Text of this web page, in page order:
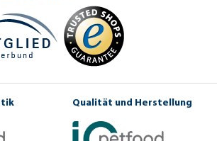
Qualität und Herstellung